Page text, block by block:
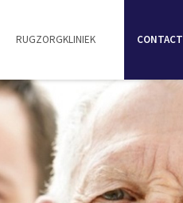
RUGZORGKLINIEK CONTACT